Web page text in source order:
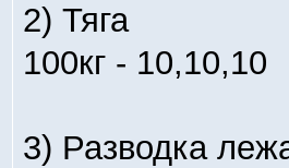
2) Тяга
100кг - 10,10,10
3) Разводка